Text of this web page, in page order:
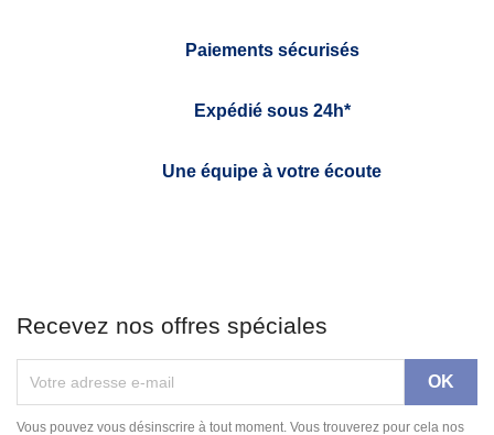
Paiements sécurisés
Expédié sous 24h*
Une équipe à votre écoute
Recevez nos offres spéciales
Vous pouvez vous désinscrire à tout moment. Vous trouverez pour cela nos